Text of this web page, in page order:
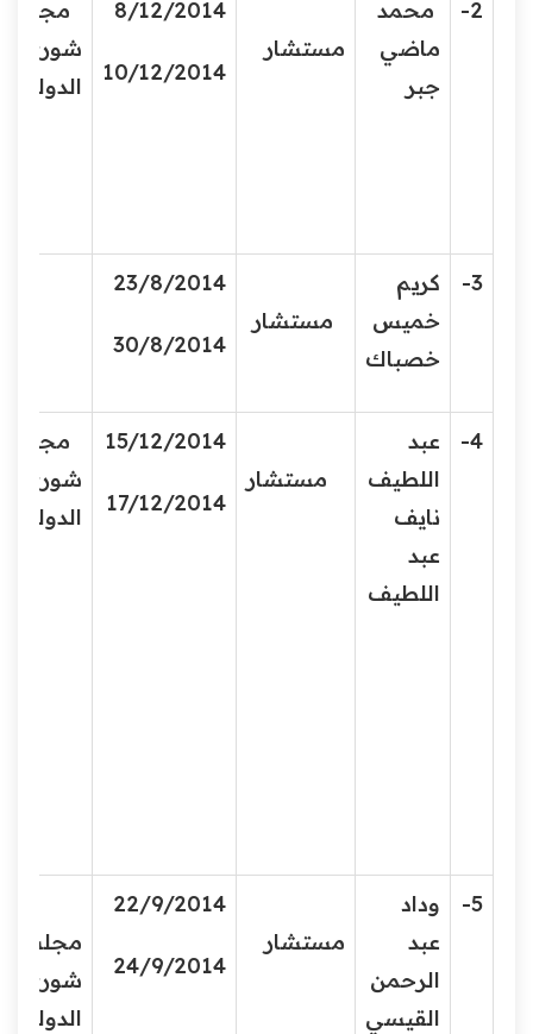
2-
محمد
ماضي
جبر
مستشار
8/12/2014
10/12/2014
مجلس
شورى
الدولة
3-
كريم
خميس
خصباك
مستشار
23/8/2014
30/8/2014
4-
عبد
اللطيف
نايف
عبد
اللطيف
مستشار
15/12/2014
17/12/2014
مجلس
شورى
الدولة
5-
وداد
عبد
الرحمن
القيسي
مستشار
22/9/2014
24/9/2014
مجلس
شورى
الدولة